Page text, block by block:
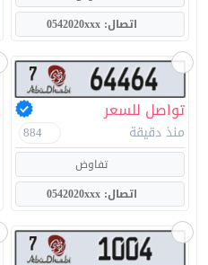
اتصال: 0542020xxx
تواصل للسعر
منذ دقيقة 884
تفاوض
اتصال: 0542020xxx